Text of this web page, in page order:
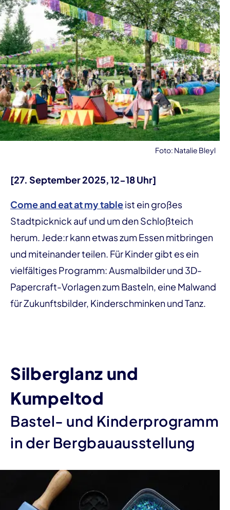
[27. September 2025, 12-18 Uhr]
Come and eat at my tableist ein großes
Stadtpicknick auf und um den Schloßteich
herum. Jede:r kann etwas zum Essen mitbringen
und miteinander teilen. Für Kinder gibt es ein
vielfältiges Programm: Ausmalbilder und 3D-
Papercraft-Vorlagen zum Basteln, eine Malwand
für Zukunftsbilder, Kinderschminken und Tanz.
Foto: Natalie Bleyl
Silberglanz und
Kumpeltod
Bastel- und Kinderprogramm
in der Bergbauausstellung